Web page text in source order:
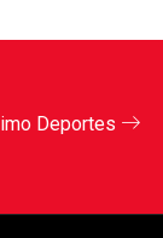
Deportes